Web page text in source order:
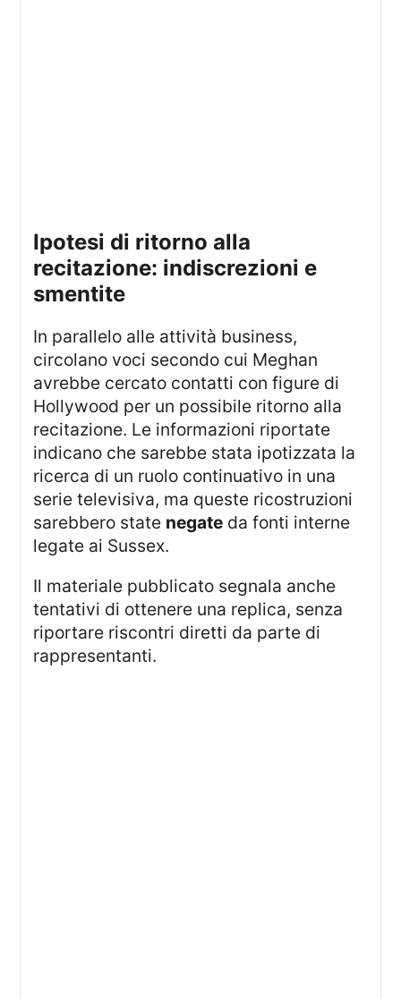
ipotesi di ritorno alla
recitazione: indiscrezioni e
smentite
In parallelo alle attività business,
circolano voci secondo cui Meghan
avrebbe cercato contatti con figure di
Hollywood per un possibile ritorno alla
recitazione. Le informazioni riportate
indicano che sarebbe stata ipotizzata la
ricerca di un ruolo continuativo in una
serie televisiva, ma queste ricostruzioni
sarebbero state negate da fonti interne
legate ai Sussex.
Il materiale pubblicato segnala anche
tentativi di ottenere una replica, senza
riportare riscontri diretti da parte di
rappresentanti.